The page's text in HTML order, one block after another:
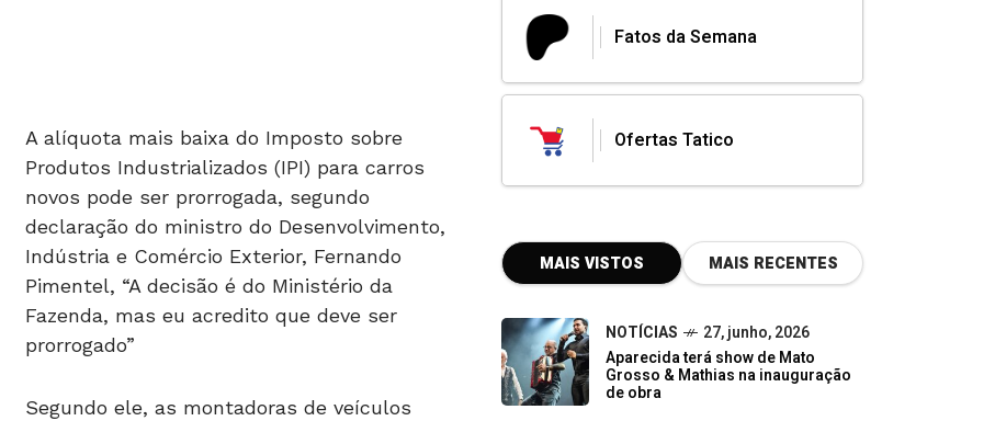
A alíquota mais baixa do Imposto sobre
Produtos Industrializados (IPI) para carros
novos pode ser prorrogada, segundo
declaração do ministro do Desenvolvimento,
Indústria e Comércio Exterior, Fernando
Pimentel, “A decisão é do Ministério da
Fazenda, mas eu acredito que deve ser
prorrogado”
Segundo ele, as montadoras de veículos
Fatos da Semana
Ofertas Tatico
MAIS VISTOS MAIS RECENTES
NOTÍCIAS
27, junho, 2026
Aparecida terá show de Mato
Grosso & Mathias na inauguração
de obra